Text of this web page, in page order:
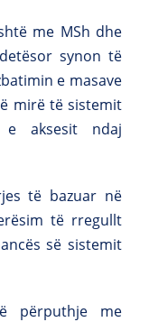
me MSh dhe
synon të
e masave
mirë të sistemit
aksesit ndaj
të bazuar në
të rregullt
së sistemit
përputhje me